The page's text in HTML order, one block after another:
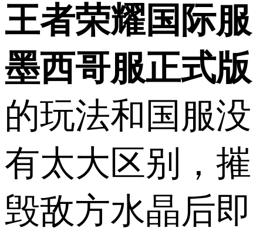
王者荣耀国际服
墨西哥服正式版
的玩法和国服没
有太大区别，摧
毁敌方水晶后即